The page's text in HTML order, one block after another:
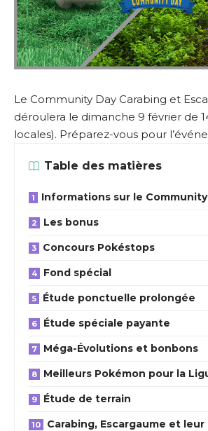
Le Community Day Carabing et
déroulera le dimanche 9 février de
locales). Préparez-vous pour
Table des matières
Informations sur le
Les bonus
Concours Pokéstops
Fond spécial
Étude ponctuelle prolongée
Étude spéciale payante
Méga-Évolutions et bonbons
Meilleurs Pokémon pour la
Étude de terrain
Carabing, Escargaume et